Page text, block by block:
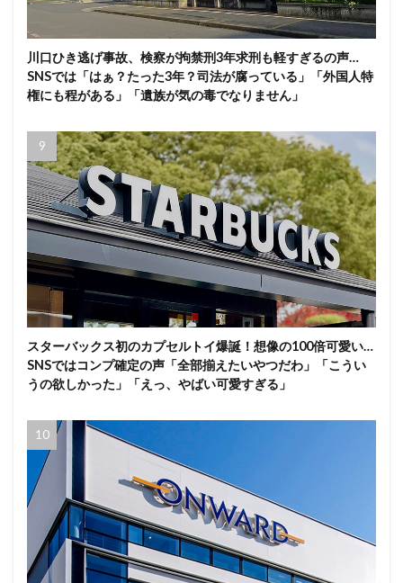
川口ひき逃げ事故、検察が拘禁刑3年求刑も軽すぎるの声…
SNSでは「はぁ？たった3年？司法が腐っている」「外国人特
権にも程がある」「遺族が気の毒でなりません」
スターバックス初のカプセルトイ爆誕！想像の100倍可愛い…
SNSではコンプ確定の声「全部揃えたいやつだわ」「こうい
うの欲しかった」「えっ、やばい可愛すぎる」